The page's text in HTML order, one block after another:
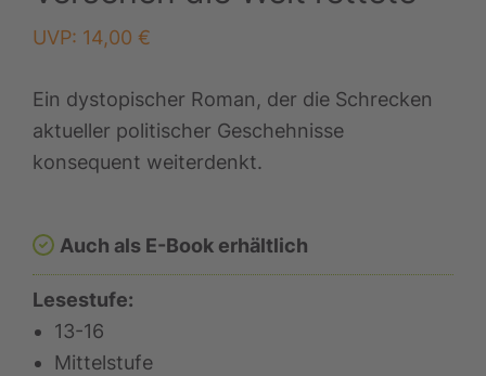
UVP: 14,00 €
Ein dystopischer Roman, der die Schrecken
aktueller politischer Geschehnisse
konsequent weiterdenkt.
Auch als E-Book erhältlich
Lesestufe:
13-16
Mittelstufe